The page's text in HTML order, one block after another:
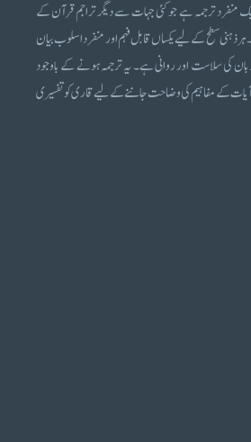
منفرد ترجمہ ہے جو کئی جہات سے دیگر تراجم قرآن کے
ہر ذہنی سطح کے لیے یکساں قابل فہم اور منفرد اسلوب بیان
کی سلاست اور روانی ہے۔ یہ ترجمہ ہونے کے باوجود
کے مفاہیم کی وضاحت جاننے کے لیے قاری کو تفسیری